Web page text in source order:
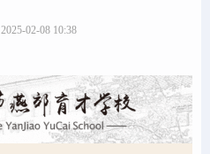
2025-02-08 10:38